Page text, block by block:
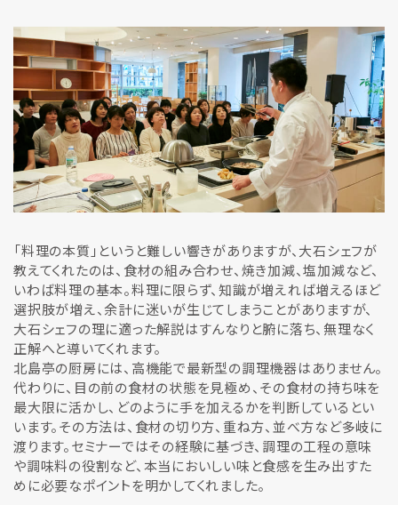
「料理の本質」というと難しい響きがありますが、大石シェフが
教えてくれたのは、食材の組み合わせ、焼き加減、塩加減など、
いわば料理の基本。料理に限らず、知識が増えれば増えるほど
選択肢が増え、余計に迷いが生じてしまうことがありますが、
大石シェフの理に適った解説はすんなりと腑に落ち、無理なく
正解へと導いてくれます。
北島亭の厨房には、高機能で最新型の調理機器はありません。
代わりに、目の前の食材の状態を見極め、その食材の持ち味を
最大限に活かし、どのように手を加えるかを判断しているとい
います。その方法は、食材の切り方、重ね方、並べ方など多岐に
渡ります。セミナーではその経験に基づき、調理の工程の意味
や調味料の役割など、本当においしい味と食感を生み出すた
めに必要なポイントを明かしてくれました。